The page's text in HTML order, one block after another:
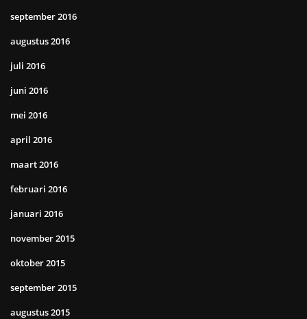
september 2016
augustus 2016
juli 2016
juni 2016
mei 2016
april 2016
maart 2016
februari 2016
januari 2016
november 2015
oktober 2015
september 2015
augustus 2015